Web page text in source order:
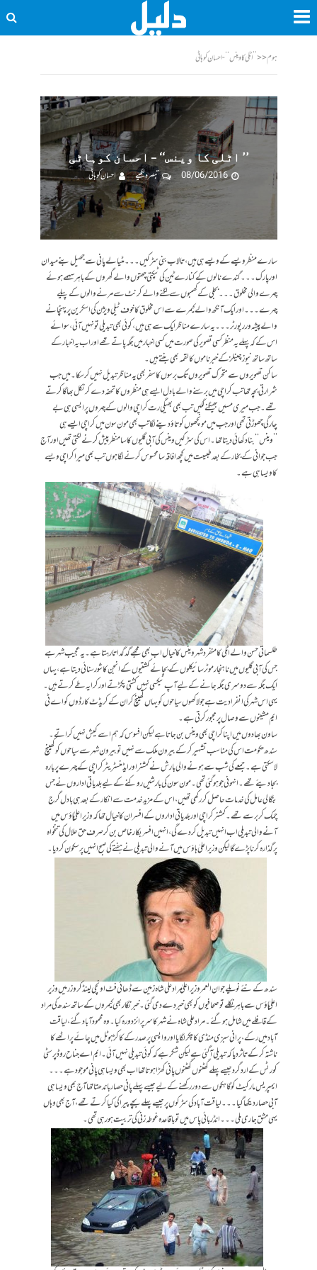
ہوم<< ’’ اٹلی کا وینس‘‘ - احسان کوہاٹی
’’ اٹلی کا وینس‘‘ – احسان کوہاٹی
08/06/2016
تبصرہ لکھیے احسان کوہاٹی
سارے منظر ویسے کے ویسے ہی ہیں، تالاب بنی سڑکیں۔۔۔ مٹیالے پانی سے جھیل بنے میدان
اور پارک۔۔۔ گندے نالوں کے کنارے ٹین کی ٹپکتی چھتوں والے گھروں کے باہر سہمے ہوئے
چہرے والی مخلوق۔۔۔ بجلی کے کھمبوں سے لگنے والے کرنٹ سے مرنے والوں کے پیلے
چہرے۔۔۔ اور ایک آنکھ والے کیمرے سے اس مخلوق کا خوف ٹیلی ویژن کی اسکرین پر پہنچانے
والے پیشہ ور رپورٹر۔۔۔ یہ سارے مناظرایک سے ہی ہیں، کوئی بھی تبدیلی تو نہیں آئی، سوائے
اس کے کہ پہلے یہ منظر کسی تصویر کی صورت میں کسی اخبار میں جگہ پاتے تھے اور اب یہ اخبارکے
ساتھ ساتھ نیوز چینلز کے خبرناموں کا لقمہ بھی بنتے ہیں۔
ساکن تصویروں سے متحرک تصویروں تک برسوں کا سفر بھی یہ مناظر تبدیل نہیں کرسکا۔ میں جب
شرارتی بچہ تھا تب کراچی میں برسنے والے بادل ایسے ہی منظروں کا تحفہ دے کر نکل بھاگا کرتے
تھے۔ جب میری مسیں بھیگنے لگیں تب بھی بھیگی رت کراچی والوں کے چہروں پر ایسی ہی بے
چارگی چھوڑتی تھی اور جب میں مونچھوں کو تاؤ دینے لگا تب بھی مون سون میں کراچی ایسے ہی
’’وینس‘‘ بنا دکھائی دیتا تھا۔ اس کی سڑکیں وینس کی آبی گلیوں کا سا منظر پیش کرنے لگتی تھیں اور آج
جب جوانی کے بخار کے بعد طبیعت میں کچھ افاقہ سا محسوس کر نے لگا ہوں تب بھی میرا کراچی ویسے
کا ویسا ہی ہے ۔
طلسماتی حسن والے اٹلی کا منفرد شہر وینس کا خیال اب بھی مجھے گدگداتا رہتا ہے۔ یہ عجیب شہر ہے
جس کی آبی گلیوں میں ناہنجار موٹرسائیکلوں کے بجائے کشتیوں کے انجن کا شور سنائی دیتا ہے، یہاں
ایک جگہ سے دوسری جگہ جانے کے لیے آپ ٹیکسی نہیں کشتی پکڑتے اور کرایہ طے کرتے ہیں۔
یہی اس شہر کی انفرادیت ہے جو لاکھوں سیاحوں کو یہاں کھینچ کر ان کے کریڈٹ کارڈوں کو اے ٹی
ایم مشینوں سے وصال پر مجبور کرتی ہے ۔
ساون بھادوں میں اپنا کراچی بھی وینس بن جاتا ہے لیکن افسوس کہ ہم اسے کیش نہیں کراتے۔
سندھ حکومت اس کی مناسب تشہیر کرکے بیرون ملک سے نہیں تو بیرون شہر سے سیاحوں کو کھینچ
لاسکتی ہے۔ جمعے کی شب سے ہونے والی بارش نے کمشنر اور ایڈمنسٹریٹر کراچی کے چہرے پر بارہ
بجا دیئے تھے۔ انہونی جو ہو گئی تھی۔ مون سون کی بارشیں روکنے کے لیے بلدیاتی اداروں نے جس
بنگالی عامل کی خدمات حاصل کر رکھی تھیں، اس کے مزید خدمت سے انکار کے بعد ہی بادل گرج
چمک کر برسے تھے۔ کمشنر کراچی اور بلدیاتی اداروں کے افسران کا خیال تھا کہ وزیر اعلیٰ ہاؤس میں
آنے والی تبدیلی اب انہیں تبدیل کردے گی، انہیں افسر بکار خاص بن کر صرف حق حلال کی تنخواہ
پرگذارہ کرنا پڑے گا لیکن وزیر اعلیٰ ہاؤس میں آنے والی تبدیلی نے ہفتے کی صبح انہیں پرسکون کردیا۔
سندھ کے نئے نویلے جوان العمر وزیراعلیٰ مراد علی شاہ زمین سے ڈھائی فٹ اونچی لینڈ کروزر میں وزیر
اعلیٰ ہاؤس سے باہر نکلے تو صحافیوں کو بھی خبر دے دی گئی۔ خبرنگار بھی کیمروں کے ساتھ سندھ کی مراد
کے قافلے میں شامل ہوگئے۔ مراد علی شاہ نے شہر کا سرپرائز دورہ کیا۔ وہ محمودآباد گئے، لیاقت
آباد میں رکے، پرانی سبزی منڈی کا چکر لگایا اور واپسی پر صدر کے کاکڑ ہوٹل میں چائے پراٹھے کا
ناشتہ کرکے تاثر دیا کہ تبدیلی آگئی ہے لیکن شکر ہے کہ کوئی تبدیلی نہیں آئی۔ ایم اے جناح روڈپر سٹی
کورٹس کے اردگرد جیسے پہلے گھٹنوں گھٹنوں پانی کھڑا ہوتا تھا اب بھی ویسا ہی پانی موجود ہے۔۔۔
ایمپریس مارکیٹ کو گاہکوں سے دور رکھنے کے لیے جیسے پہلے پانی حصار باندھتا تھا آج بھی ویسا ہی
آبی حصار دیکھا گیا۔۔۔ لیاقت آباد کی سڑکوں پر جیسے پہلے بچے پیراکی کیا کرتے تھے، آج بھی وہاں
یہی مشق جاری ملی۔۔۔ انڈر بائی پاس میں تو باقاعدہ غوطہ زنی کی تربیت ہورہی تھی۔